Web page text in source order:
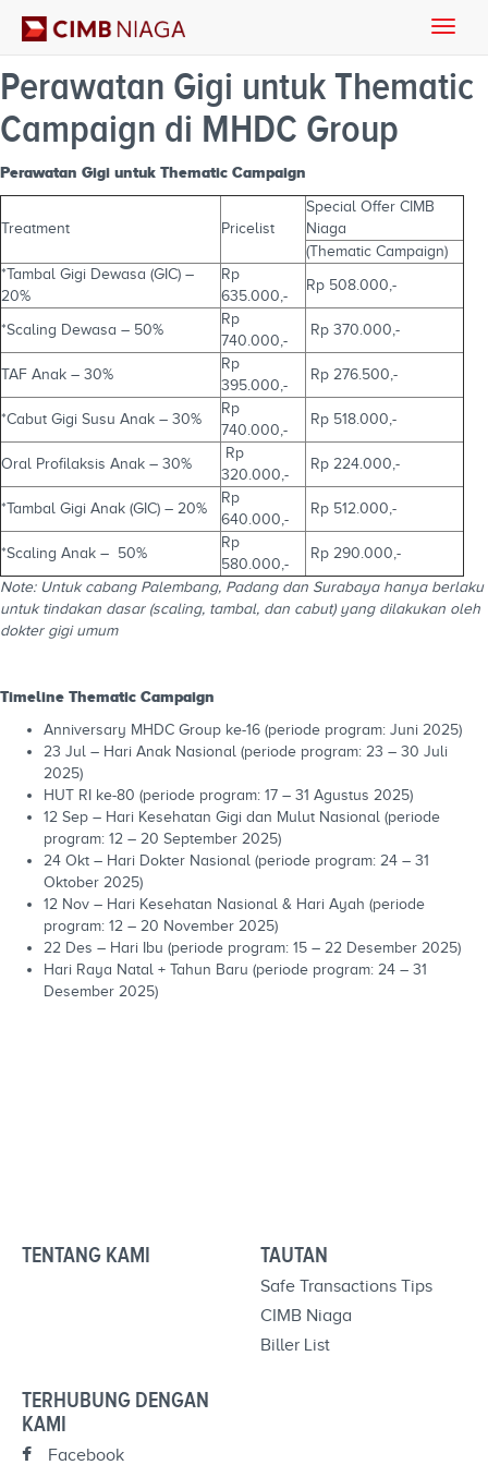
Toggle
Perawatan Gigi untuk Thematic
Campaign di MHDC Group
Perawatan Gigi untuk Thematic Campaign
Treatment Pricelist
Special Offer CIMB
Niaga
(Thematic Campaign)
*Tambal Gigi Dewasa (GIC) –
20%
Rp
635.000,-
Rp 508.000,-
*Scaling Dewasa – 50%
Rp
740.000,-
Rp 370.000,-
TAF Anak – 30%
Rp
395.000,-
Rp 276.500,-
*Cabut Gigi Susu Anak – 30%
Rp
740.000,-
Rp 518.000,-
Oral Profilaksis Anak – 30%
Rp
320.000,-
Rp 224.000,-
*Tambal Gigi Anak (GIC) – 20%
Rp
640.000,-
Rp 512.000,-
*Scaling Anak – 50%
Rp
580.000,-
Rp 290.000,-
Note: Untuk cabang Palembang, Padang dan Surabaya hanya berlaku
untuk tindakan dasar (scaling, tambal, dan cabut) yang dilakukan oleh
dokter gigi umum
Timeline Thematic Campaign
Anniversary MHDC Group ke-16 (periode program: Juni 2025)
23 Jul – Hari Anak Nasional (periode program: 23 – 30 Juli
2025)
HUT RI ke-80 (periode program: 17 – 31 Agustus 2025)
12 Sep – Hari Kesehatan Gigi dan Mulut Nasional (periode
program: 12 – 20 September 2025)
24 Okt – Hari Dokter Nasional (periode program: 24 – 31
Oktober 2025)
12 Nov – Hari Kesehatan Nasional & Hari Ayah (periode
program: 12 – 20 November 2025)
22 Des – Hari Ibu (periode program: 15 – 22 Desember 2025)
Hari Raya Natal + Tahun Baru (periode program: 24 – 31
Desember 2025)
TENTANG KAMI TAUTAN
Safe Transactions Tips
CIMB Niaga
Biller List
TERHUBUNG DENGAN
KAMI
Facebook